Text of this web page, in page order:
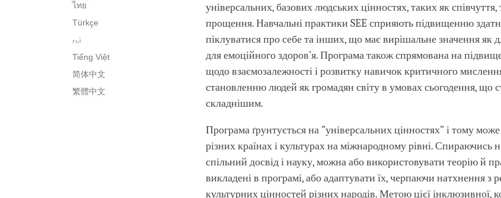
ไทย
Türkçe
اُردو
Tiếng Việt
简体中文
繁體中文
універсальних, базових людських цінностях, таких як співчуття,
прощення. Навчальні практики SEE сприяють підвищенню
піклуватися про себе та інших, що має вирішальне значення як
для емоційного здоров'я. Програма також спрямована на
щодо взаємозалежності і розвитку навичок критичного
становленню людей як громадян світу в умовах сьогодення, що
складнішим.
Програма ґрунтується на "універсальних цінностях" і тому
різних країнах і культурах на міжнародному рівні. Спираючись
спільний досвід і науку, можна або використовувати теорію й
викладені в програмі, або адаптувати їх, черпаючи натхнення з
культурних цінностей різних народів. Метою цієї інклюзивної,